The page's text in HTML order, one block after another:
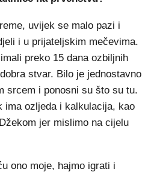
uvijek se malo pazi i
i u prijateljskim mečevima.
preko 15 dana ozbiljnih
stvar. Bilo je jednostavno
srcem i ponosni su što su tu.
ima ozljeda i kalkulacija, kao
jer mislimo na cijelu
ono moje, hajmo igrati i